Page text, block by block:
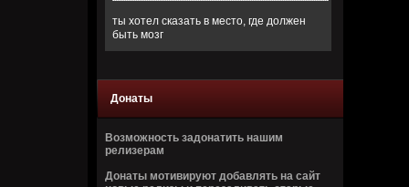
ты хотел сказать в место, где должен
быть мозг
20:41:56
Я - робот
Wirtuozik
20:40:37
А если бы мне ещё и вместо мозга
Донаты
Возможность задонатить нашим
релизерам
Донаты мотивируют добавлять на сайт